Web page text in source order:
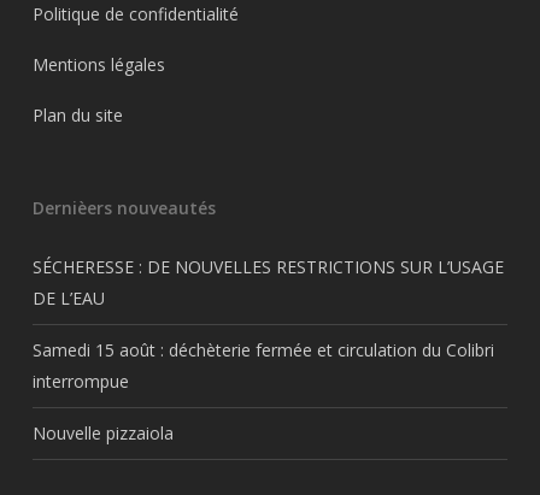
Politique de confidentialité
Mentions légales
Plan du site
Dernièers nouveautés
SÉCHERESSE : DE NOUVELLES RESTRICTIONS SUR L’USAGE
DE L’EAU
Samedi 15 août : déchèterie fermée et circulation du Colibri
interrompue
Nouvelle pizzaiola